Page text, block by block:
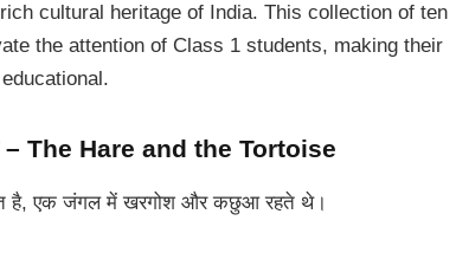
cultural heritage of India. This collection of ten
the attention of Class 1 students, making their
The Hare and the Tortoise
है, एक जंगल में खरगोश और कछुआ रहते थे।